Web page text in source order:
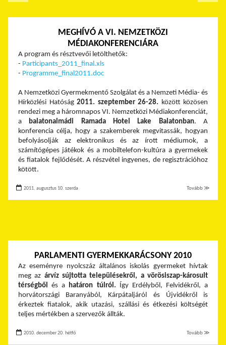
MEGHÍVÓ A VI. NEMZETKÖZI
MÉDIAKONFERENCIÁRA
A program és résztvevői letölthetők:
- Participants_2011_final.xls
- Programme_final2011.doc
A Nemzetközi Gyermekmentő Szolgálat és a Nemzeti Média- és
Hírközlési Hatóság 2011. szeptember 26-28. között közösen
rendezi meg a háromnapos VI. Nemzetközi Médiakonferenciát,
a
balatonalmádi Ramada Hotel Lake Balatonban. A
konferencia célja, hogy a szakemberek megvitassák, hogyan
befolyásolják az elektronikus és az írott médiumok, a
számítógépes játékok és a mobiltelefon-kultúra a gyermekek
és fiatalok fejlődését. A részvétel ingyenes, de regisztrációhoz
kötött.
2011. augusztus 10. szerda Tovább ≫
PARLAMENTI GYERMEKKARÁCSONY 2010
Az eseményre nyolcszáz általános iskolás gyermeket hívtak
meg az árvíz sújtotta településekről, a vörösiszap-károsult
térségből
és a határon túlról.
Így Erdélyből, Felvidékről, a
horvátországi Baranyából, Kárpátaljáról és Újvidékről is
érkeztek fiatalok, akik utazási, szállási és étkezési költségét
teljes mértékben a szervezők állták.
2010. december 20. hétfő Tovább ≫